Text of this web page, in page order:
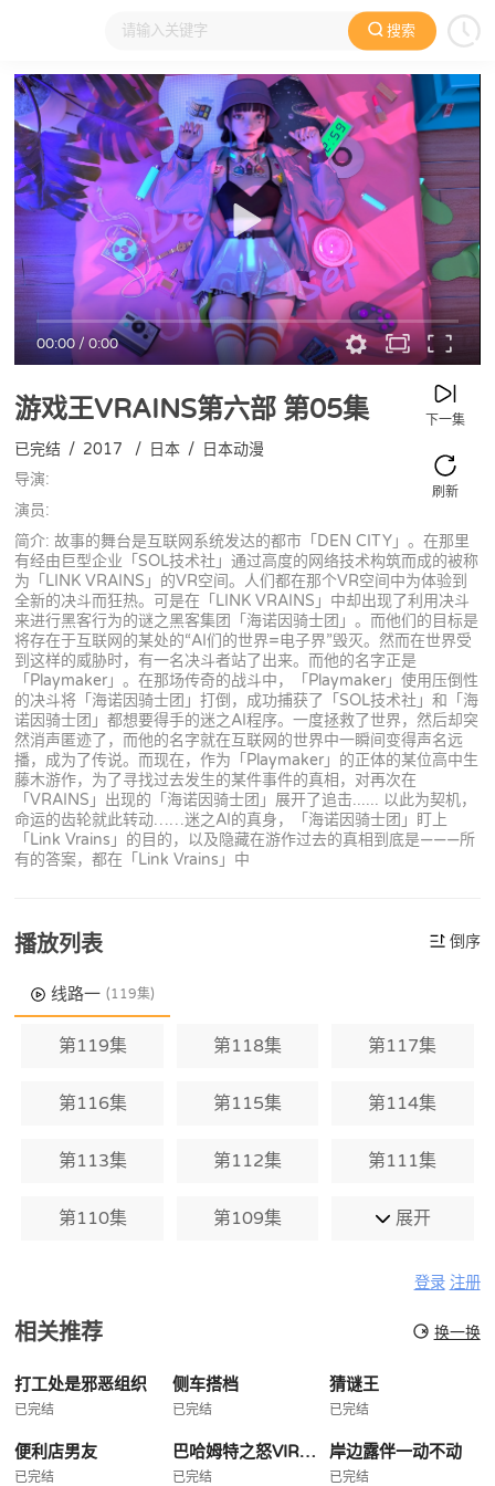
搜索
大家在看 日本动漫 国产动漫 欧美动漫 动漫电影
00:00/0:00
游戏王VRAINS第六部 第05集 下一集
刷新
已完结 / 2017 / 日本 / 日本动漫
导演:
演员:
简介: 故事的舞台是互联网系统发达的都市「DEN CITY」。在那里
有经由巨型企业「SOL技术社」通过高度的网络技术构筑而成的被称
为「LINK VRAINS」的VR空间。人们都在那个VR空间中为体验到
全新的决斗而狂热。可是在「LINK VRAINS」中却出现了利用决斗
来进行黑客行为的谜之黑客集团「海诺因骑士团」。而他们的目标是
将存在于互联网的某处的“AI们的世界=电子界”毁灭。然而在世界受
到这样的威胁时，有一名决斗者站了出来。而他的名字正是
「Playmaker」。在那场传奇的战斗中，「Playmaker」使用压倒性
的决斗将「海诺因骑士团」打倒，成功捕获了「SOL技术社」和「海
诺因骑士团」都想要得手的迷之AI程序。一度拯救了世界，然后却突
然消声匿迹了，而他的名字就在互联网的世界中一瞬间变得声名远
播，成为了传说。而现在，作为「Playmaker」的正体的某位高中生
藤木游作，为了寻找过去发生的某件事件的真相，对再次在
「VRAINS」出现的「海诺因骑士团」展开了追击...... 以此为契机，
命运的齿轮就此转动……迷之AI的真身，「海诺因骑士团」盯上
「Link Vrains」的目的，以及隐藏在游作过去的真相到底是———所
有的答案，都在「Link Vrains」中
播放列表 倒序
线路一 (119集)
第119集 第118集 第117集
第116集 第115集 第114集
第113集 第112集 第111集
第110集 第109集 展开
登录 注册
相关推荐 换一换
打工处是邪恶组织
已完结
侧车搭档
已完结
猜谜王
已完结
便利店男友
已完结
巴哈姆特之怒VIRGINSOUL
已完结
岸边露伴一动不动
已完结